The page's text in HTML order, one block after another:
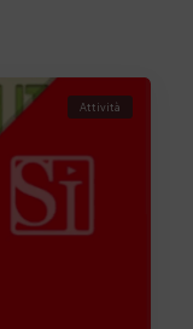
Attività